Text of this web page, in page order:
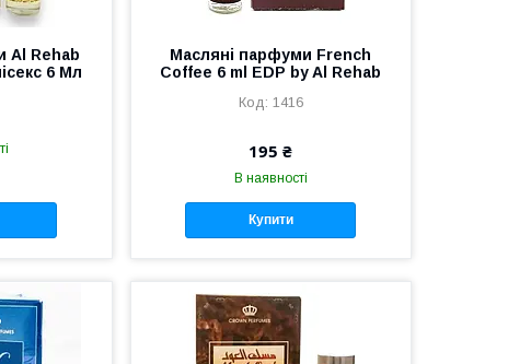
Al Rehab
6 Мл
Масляні парфуми French
Coffee 6 ml EDP by Al Rehab
1416
195 ₴
В наявності
Купити